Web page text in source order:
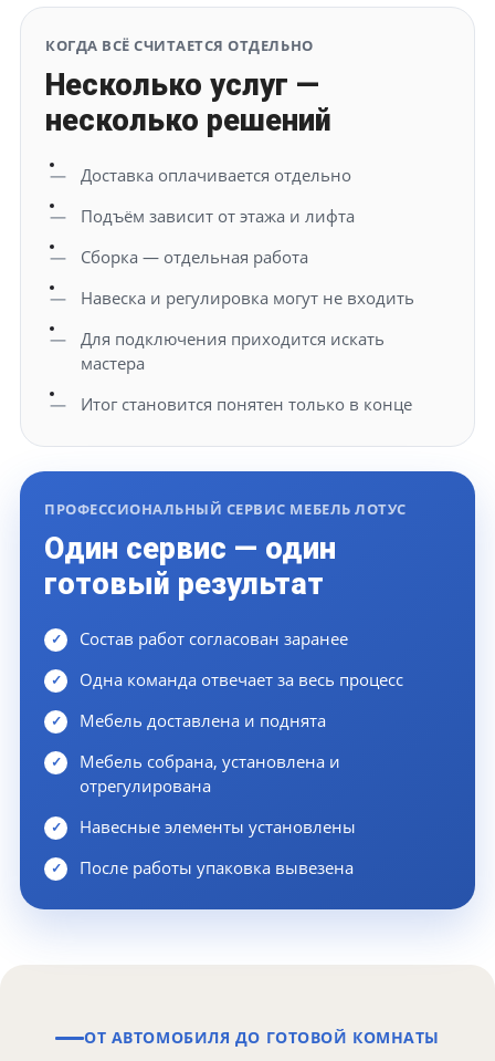
КОГДА ВСЁ СЧИТАЕТСЯ ОТДЕЛЬНО
Несколько услуг —
несколько решений
Доставка оплачивается отдельно
Подъём зависит от этажа и лифта
Сборка — отдельная работа
Навеска и регулировка могут не входить
Для подключения приходится искать
мастера
Итог становится понятен только в конце
ПРОФЕССИОНАЛЬНЫЙ СЕРВИС МЕБЕЛЬ ЛОТУС
Один сервис — один
готовый результат
Состав работ согласован заранее
Одна команда отвечает за весь процесс
Мебель доставлена и поднята
Мебель собрана, установлена и
отрегулирована
Навесные элементы установлены
После работы упаковка вывезена
ОТ АВТОМОБИЛЯ ДО ГОТОВОЙ КОМНАТЫ